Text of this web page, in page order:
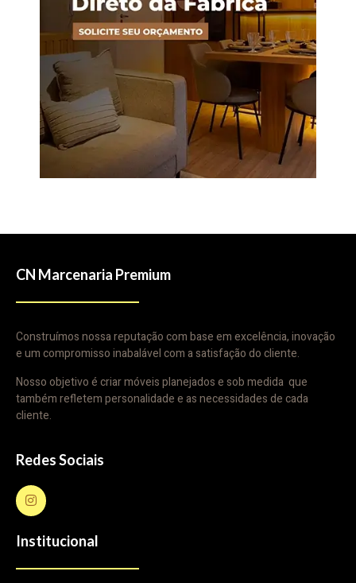
CN Marcenaria Premium
Construímos nossa reputação com base em excelência, inovação
e um compromisso inabalável com a satisfação do cliente.
Nosso objetivo é criar móveis planejados e sob medida que
também refletem personalidade e as necessidades de cada
cliente.
Redes Sociais
Institucional